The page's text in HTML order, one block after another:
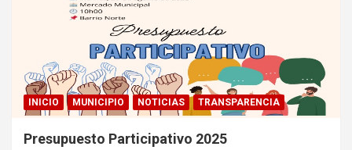
INICIO MUNICIPIO NOTICIAS TRANSPARENCIA
Presupuesto Participativo 2025